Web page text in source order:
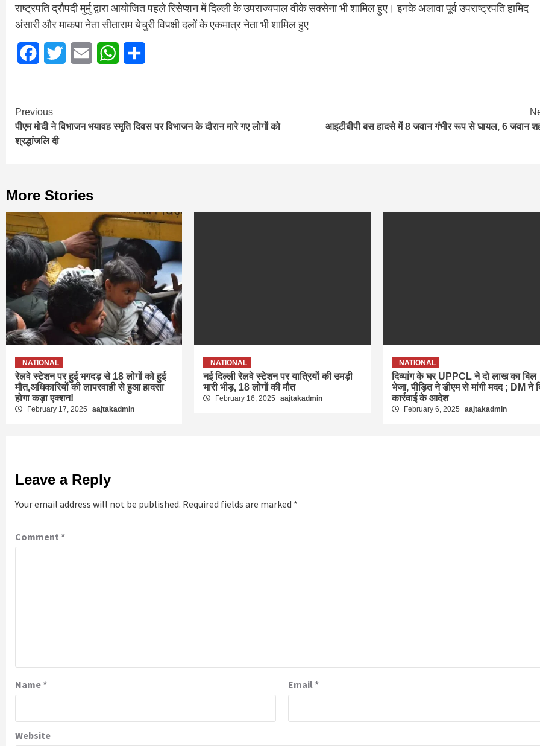
राष्ट्रपति द्रौपदी मुर्मु द्वारा आयोजित पहले रिसेप्शन में दिल्ली के उपराज्यपाल वीके सक्सेना भी शामिल हुए। इनके अलावा पूर्व उपराष्ट्रपति हामिद
अंसारी और माकपा नेता सीताराम येचुरी विपक्षी दलों के एकमात्र नेता भी शामिल हुए
FacebookTwitter Email WhatsApp
Continue
Reading
Previous
पीएम मोदी ने विभाजन भयावह स्मृति दिवस पर विभाजन के दौरान मारे गए लोगों को
श्रद्धांजलि दी
आइटीबीपी बस हादसे में 8 जवान गंभीर रूप से घायल, 6 जवान
More Stories
NATIONAL
रेलवे स्टेशन पर हुई भगदड़ से 18 लोगों को हुई
मौत,अधिकारियों की लापरवाही से हुआ हादसा
होगा कड़ा एक्शन!
February 17, 2025 aajtakadmin
NATIONAL
नई दिल्ली रेलवे स्टेशन पर यात्रियों की उमड़ी
भारी भीड़, 18 लोगों की मौत
February 16, 2025 aajtakadmin
NATIONAL
दिव्यांग के घर UPPCL ने दो लाख का बिल
भेजा, पीड़ित ने डीएम से मांगी मदद ; DM ने
कार्रवाई के आदेश
February 6, 2025 aajtakadmin
Leave a Reply
Your email address will not be published. Required fields are marked *
Comment *
Name* Email*
Website